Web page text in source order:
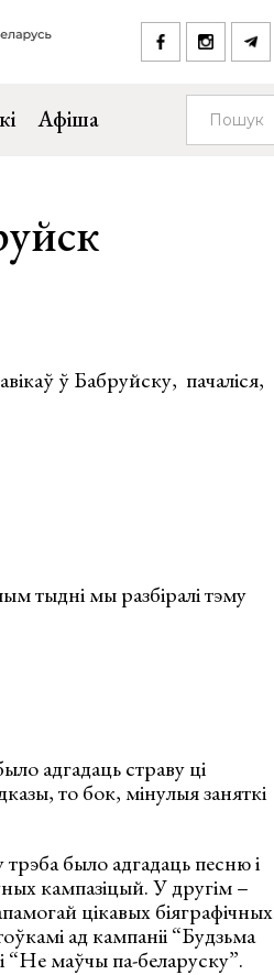
Афіша
ў Бабруйску, пачаліся,
тыдні мы разбіралі тэму
адгадаць страву ці
то бок, мінулыя заняткі
было адгадаць песню і
кампазіцый. У другім –
цікавых біяграфічных
ад кампаніі “Будзьма
“Не маўчы па-беларуску”.